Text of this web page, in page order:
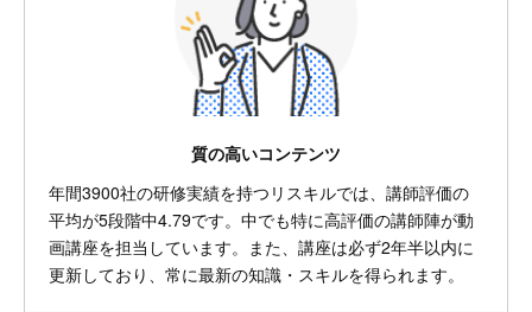
質の高いコンテンツ
年間3900社の研修実績を持つリスキルでは、講師評価の
平均が5段階中4.79です。中でも特に高評価の講師陣が動
画講座を担当しています。また、講座は必ず2年半以内に
更新しており、常に最新の知識・スキルを得られます。